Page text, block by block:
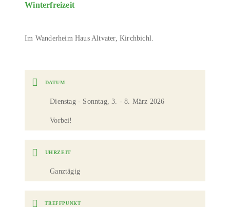
Winterfreizeit
Im Wanderheim Haus Altvater, Kirchbichl.
DATUM
Dienstag - Sonntag, 3. - 8. März 2026
Vorbei!
UHRZEIT
Ganztägig
TREFFPUNKT